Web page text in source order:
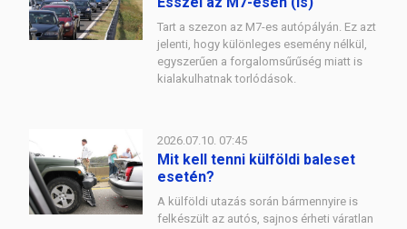
Tart a szezon az M7-es autópályán. Ez azt
jelenti, hogy különleges esemény nélkül,
egyszerűen a forgalomsűrűség miatt is
kialakulhatnak torlódások.
2026.07.10. 07:45
Mit kell tenni külföldi baleset
esetén?
A külföldi utazás során bármennyire is
felkészült az autós, sajnos érheti váratlan